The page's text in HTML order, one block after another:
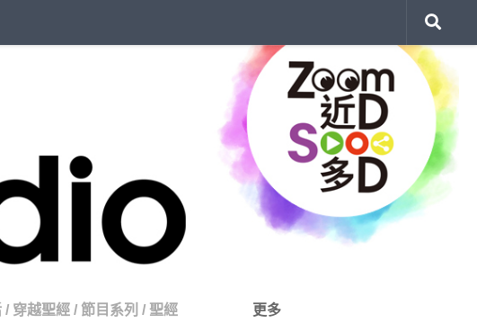
/ 穿越聖經 / 節目系列 / 聖經
更多